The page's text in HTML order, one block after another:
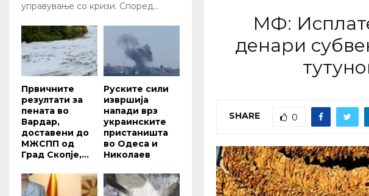
МФ:
денари
SHARE 0
управување со кризи. Според...
Првичните
резултати за
пената во
Вардар,
доставени до
МЖСПП од
Град Скопје,...
Руските сили
извршија
напади врз
украинските
пристаништа
во Одеса и
Николаев